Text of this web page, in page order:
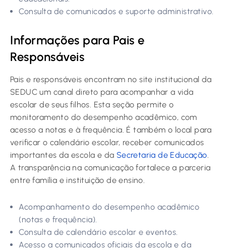
Consulta de comunicados e suporte administrativo.
Informações para Pais e
Responsáveis
Pais e responsáveis encontram no site institucional da
SEDUC um canal direto para acompanhar a vida
escolar de seus filhos. Esta seção permite o
monitoramento do desempenho acadêmico, com
acesso a notas e à frequência. É também o local para
verificar o calendário escolar, receber comunicados
importantes da escola e da Secretaria de Educação.
A transparência na comunicação fortalece a parceria
entre família e instituição de ensino.
Acompanhamento do desempenho acadêmico
(notas e frequência).
Consulta de calendário escolar e eventos.
Acesso a comunicados oficiais da escola e da